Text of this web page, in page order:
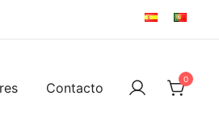
Contacto
0